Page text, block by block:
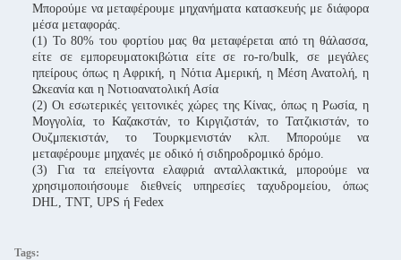
Μπορούμε να μεταφέρουμε μηχανήματα κατασκευής με διάφορα
μέσα μεταφοράς.
(1) Το 80% του φορτίου μας θα μεταφέρεται από τη θάλασσα,
είτε σε εμπορευματοκιβώτια είτε σε ro-ro/bulk, σε μεγάλες
ηπείρους όπως η Αφρική, η Νότια Αμερική, η Μέση Ανατολή, η
Ωκεανία και η Νοτιοανατολική Ασία
(2) Οι εσωτερικές γειτονικές χώρες της Κίνας, όπως η Ρωσία, η
Μογγολία, το Καζακστάν, το Κιργιζιστάν, το Τατζικιστάν, το
Ουζμπεκιστάν, το Τουρκμενιστάν κλπ. Μπορούμε να
μεταφέρουμε μηχανές με οδικό ή σιδηροδρομικό δρόμο.
(3) Για τα επείγοντα ελαφριά ανταλλακτικά, μπορούμε να
χρησιμοποιήσουμε διεθνείς υπηρεσίες ταχυδρομείου, όπως
DHL, TNT, UPS ή Fedex
Tags: